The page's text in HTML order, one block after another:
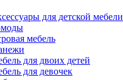
для детской мебели
мебель
для двоих детей
для девочек